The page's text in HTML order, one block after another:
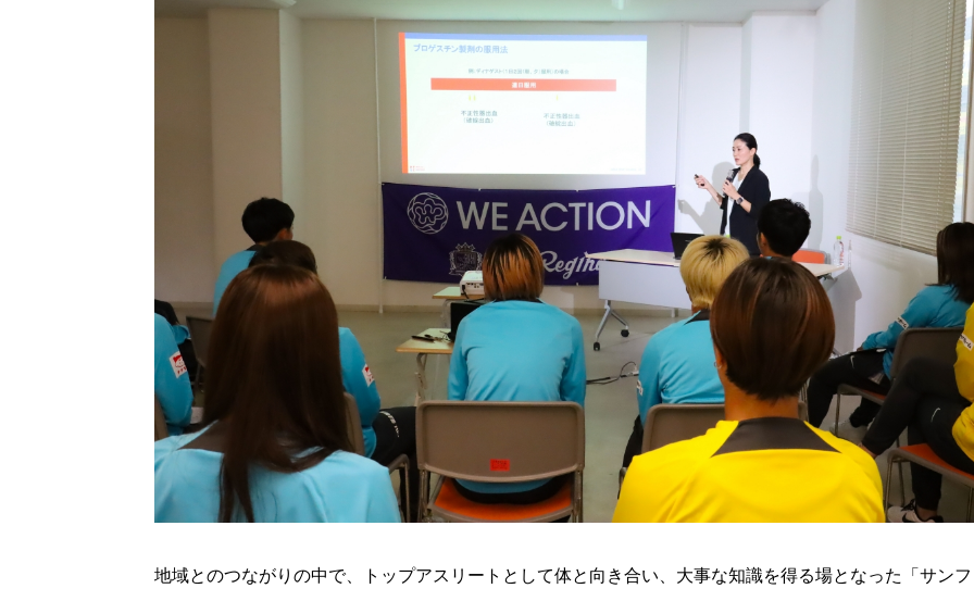
地域とのつながりの中で、トップアスリートとして体と向き合い、大事な知識を得る場となった「サン